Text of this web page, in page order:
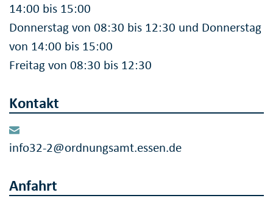
14:00 bis 15:00
Donnerstag von 08:30 bis 12:30 und Donnerstag
von 14:00 bis 15:00
Freitag von 08:30 bis 12:30
Kontakt
info32-2@ordnungsamt.essen.de
Anfahrt